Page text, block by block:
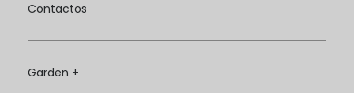
Contactos
Garden +